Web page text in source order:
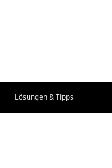
Lösungen & Tipps